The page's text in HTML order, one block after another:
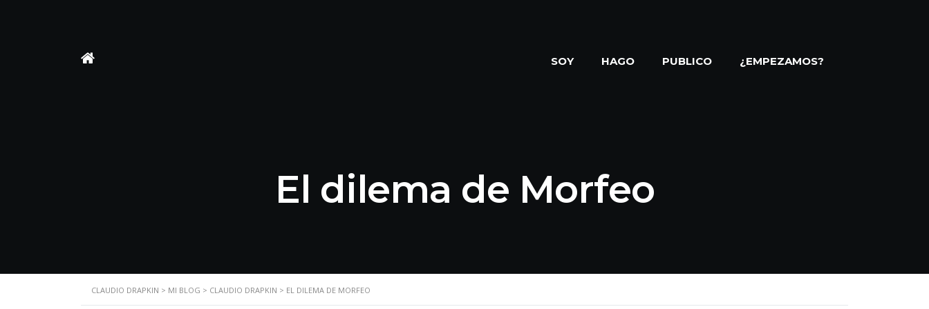
SOY HAGO PUBLICO ¿EMPEZAMOS?
El dilema de Morfeo
CLAUDIO DRAPKIN > MI BLOG > CLAUDIO DRAPKIN > EL DILEMA DE MORFEO